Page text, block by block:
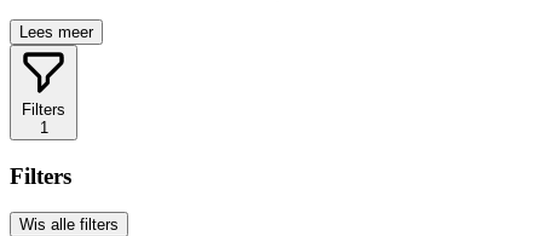
Lees meer
Filters
1
Filters
Wis alle filters